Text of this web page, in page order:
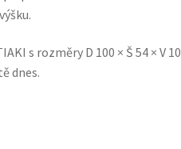
s rozměry D 100 × Š 54 × V
dnes.